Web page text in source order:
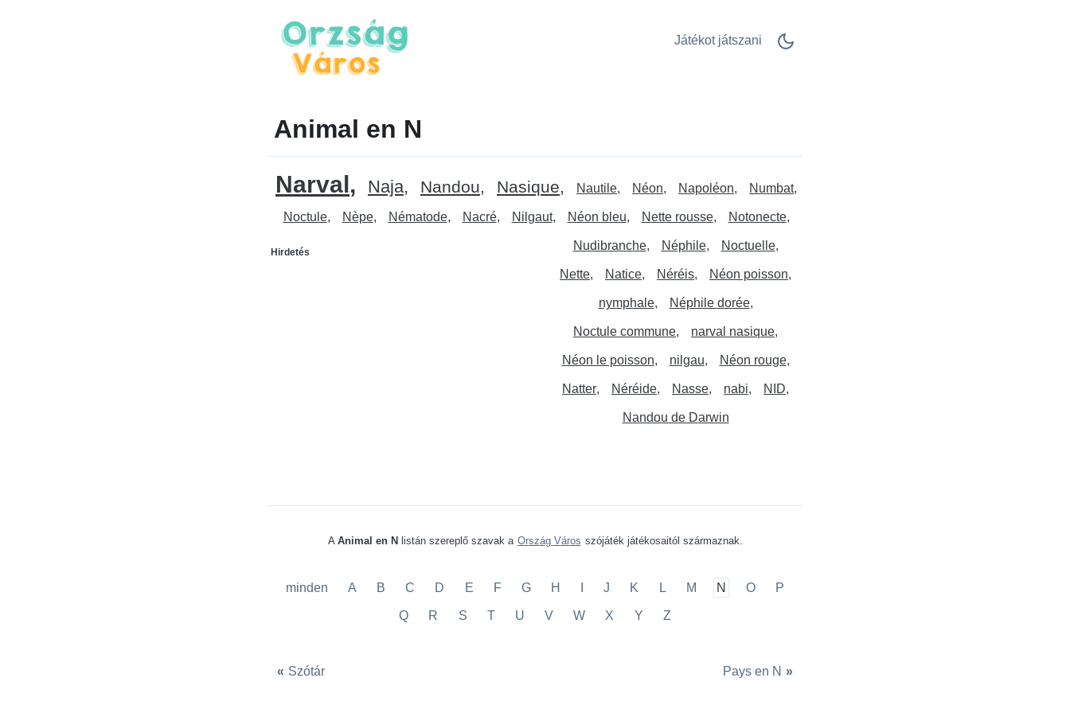
Játékot játszani
Animal en N
Narval Naja Nandou Nasique Nautile Néon Napoléon Numbat
Noctule Nèpe Nématode Nacré Nilgaut Néon bleu Nette rousse
Hirdetés
Notonecte
Nudibranche Néphile Noctuelle
Nette Natice Néréis Néon poisson
nymphale Néphile dorée
Noctule commune narval nasique
Néon le poisson nilgau Néon rouge
Natter Néréide Nasse nabi NID
Nandou de Darwin
A Animal en N listán szereplő szavak a Ország Város szójáték játékosaitól származnak.
minden A B C D E F G H J K L M N O P
Q R S T U V W X Y Z
« Szótár Pays en N »